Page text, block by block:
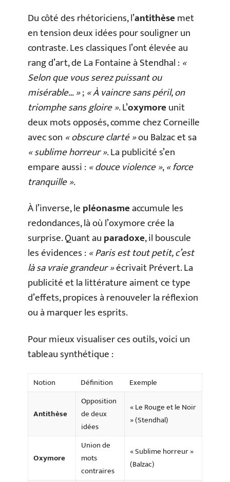
Du côté des rhétoriciens, l’antithèsemet
en tension deux idées pour souligner un
contraste. Les classiques l’ont élevée au
rang d’art, de La Fontaine à Stendhal :«
Selon que vous serez puissant ou
misérable… »;« À vaincre sans péril, on
triomphe sans gloire ». L’oxymoreunit
deux mots opposés, comme chez Corneille
avec son « obscure clarté »ou Balzac et sa
« sublime horreur ». La publicité s’en
empare aussi :« douce violence »,« force
tranquille ».
À l’inverse, lepléonasmeaccumule les
redondances, là où l’oxymore crée la
surprise. Quant auparadoxe, il bouscule
les évidences :« Paris est tout petit, c’est
là sa vraie grandeur »écrivait Prévert. La
publicité et la littérature aiment ce type
d’effets, propices à renouveler la réflexion
ou à marquer les esprits.
Pour mieux visualiser ces outils, voici un
tableau synthétique :
Notion Définition Exemple
Antithèse
Opposition
de deux
idées
« Le Rouge et le Noir
» (Stendhal)
Oxymore
Union de
mots
contraires
« Sublime horreur »
(Balzac)